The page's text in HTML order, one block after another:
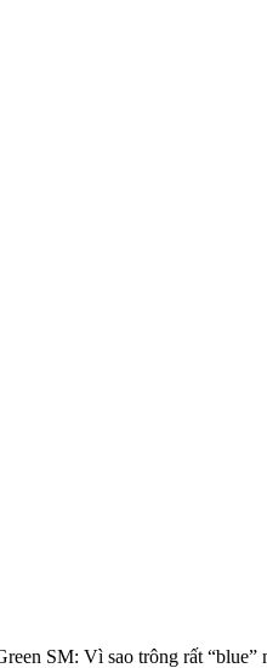
SM: Vì sao trông rất “blue”